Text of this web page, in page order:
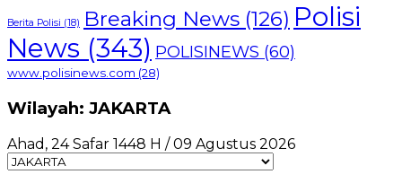
Berita Polisi (18) Breaking News (126) Polisi
News (343) POLISINEWS (60)
www.polisinews.com (28)
Wilayah: JAKARTA
Ahad, 24 Safar 1448 H / 09 Agustus 2026